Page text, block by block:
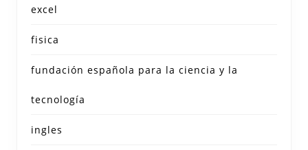
excel
fisica
fundación española para la ciencia y la
tecnología
ingles